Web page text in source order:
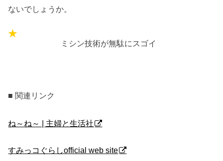
ないでしょうか。
ミシン技術が無駄にスゴイ
■ 関連リンク
ね～ね～ | 主婦と生活社
すみっコぐらしofficial web site